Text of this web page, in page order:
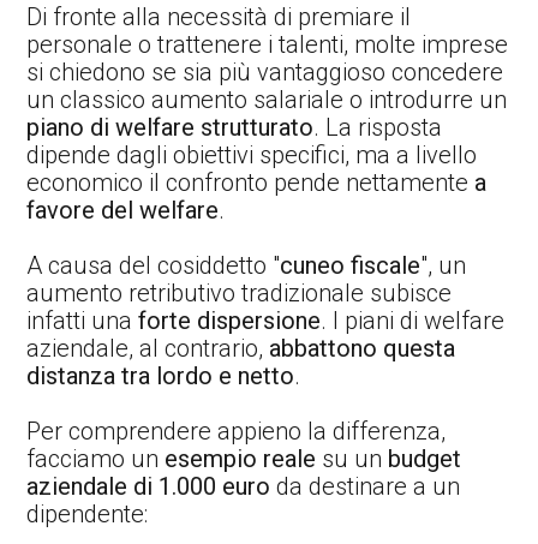
Di fronte alla necessità di premiare il
personale o trattenere i talenti, molte imprese
si chiedono se sia più vantaggioso concedere
un classico aumento salariale o introdurre un
piano di welfare strutturato. La risposta
dipende dagli obiettivi specifici, ma a livello
economico il confronto pende nettamente a
favore del welfare.
A causa del cosiddetto "cuneo fiscale", un
aumento retributivo tradizionale subisce
infatti unaforte dispersione. I piani di welfare
aziendale, al contrario, abbattono questa
distanza tra lordo e netto.
Per comprendere appieno la differenza,
facciamo un esempio reale su un budget
aziendale di 1.000 euro da destinare a un
dipendente: